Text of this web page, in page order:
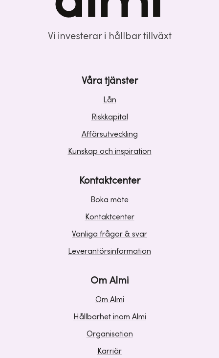
Vi investerar i hållbar tillväxt
Våra tjänster
Lån
Riskkapital
Affärsutveckling
Kunskap och inspiration
Kontaktcenter
Boka möte
Kontaktcenter
Vanliga frågor & svar
Leverantörsinformation
Om Almi
Om Almi
Hållbarhet inom Almi
Organisation
Karriär